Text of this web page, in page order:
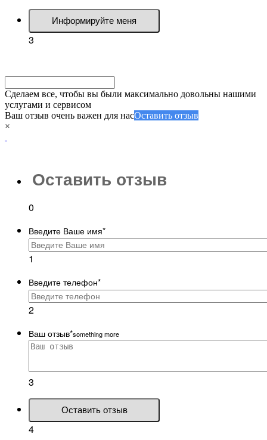
Информируйте меня
3
Сделаем все, чтобы вы были максимально довольны нашими
услугами и сервисом
Ваш отзыв очень важен для насОставить отзыв
×
Оставить отзыв
0
Введите Ваше имя*
1
Введите телефон*
2
Ваш отзыв*something more
3
Оставить отзыв
4